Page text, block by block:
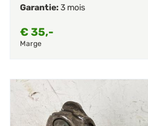
Garantie:3 mois
€35,-
Marge